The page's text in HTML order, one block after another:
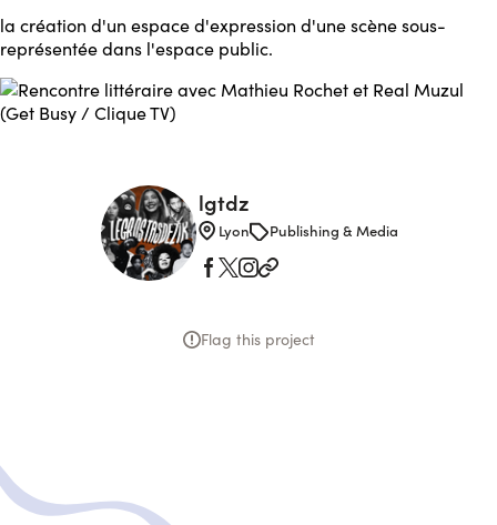
la création d'un espace d'expression d'une scène sous-
représentée dans l'espace public.
lgtdz
Lyon Publishing & Media
Flag this project